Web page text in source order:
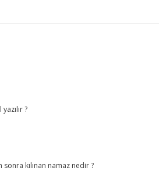
?
sonra kılınan namaz nedir ?